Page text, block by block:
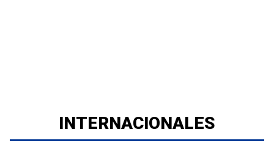
INTERNACIONALES